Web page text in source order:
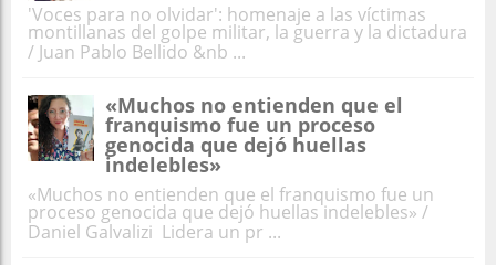
'Voces para no olvidar': homenaje a las víctimas
montillanas del golpe militar, la guerra y la dictadura
/ Juan Pablo Bellido &nb ...
«Muchos no entienden que el
franquismo fue un proceso
genocida que dejó huellas
indelebles»
«Muchos no entienden que el franquismo fue un
proceso genocida que dejó huellas indelebles» /
Daniel Galvalizi Lidera un pr ...